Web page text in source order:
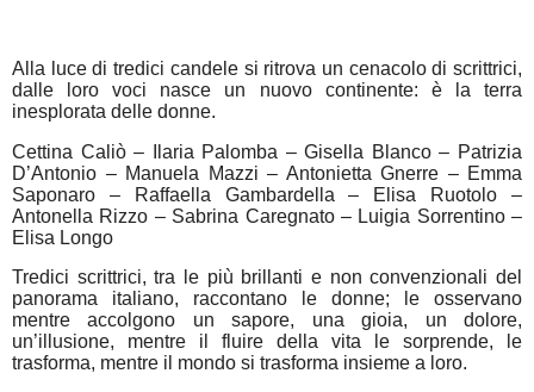
Alla luce di tredici candele si ritrova un cenacolo di scrittrici,
dalle loro voci nasce un nuovo continente: è la terra
inesplorata delle donne.
Cettina Caliò – Ilaria Palomba – Gisella Blanco – Patrizia
D’Antonio – Manuela Mazzi – Antonietta Gnerre – Emma
Saponaro – Raffaella Gambardella – Elisa Ruotolo –
Antonella Rizzo – Sabrina Caregnato – Luigia Sorrentino –
Elisa Longo
Tredici scrittrici, tra le più brillanti e non convenzionali del
panorama italiano, raccontano le donne; le osservano
mentre accolgono un sapore, una gioia, un dolore,
un’illusione, mentre il fluire della vita le sorprende, le
trasforma, mentre il mondo si trasforma insieme a loro.